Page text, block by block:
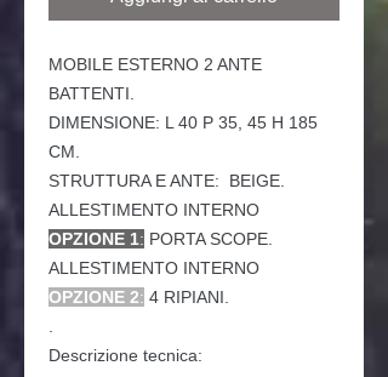
MOBILE ESTERNO 2 ANTE
BATTENTI.
DIMENSIONE: L 40 P 35, 45 H 185
CM.
STRUTTURA E ANTE: BEIGE.
ALLESTIMENTO INTERNO
OPZIONE 1: PORTA SCOPE.
ALLESTIMENTO INTERNO
OPZIONE 2: 4 RIPIANI.
Descrizione tecnica: